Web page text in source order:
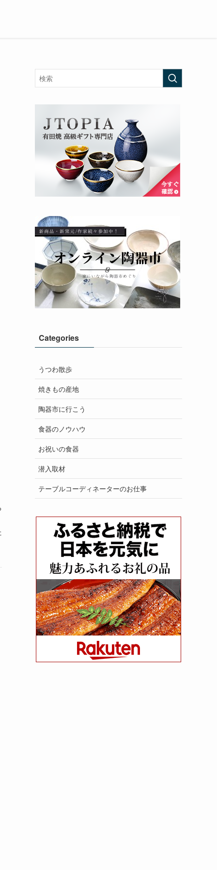
Categories
うつわ散歩
焼きもの産地
陶器市に行こう
食器のノウハウ
お祝いの食器
潜入取材
テーブルコーディネーターのお仕事